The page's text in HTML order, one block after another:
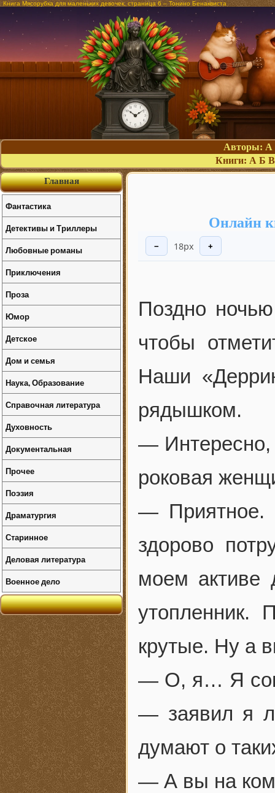
Книга Мясорубка для маленьких девочек, страница 6 – Тонино Бенаквиста
Авторы: А
Книги: А Б В
Онлайн
− 18px +
Поздно
чтобы
Наши
рядышком.
— Интересно,
роковая
— Приятное.
здорово
моем активе
утопленник.
крутые. Ну а
— О, я… Я
— заявил я
думают о
— А вы на ком
Главная
Фантастика
Детективы и Триллеры
Любовные романы
Приключения
Проза
Юмор
Детское
Дом и семья
Наука, Образование
Справочная литература
Духовность
Документальная
Прочее
Поэзия
Драматургия
Старинное
Деловая литература
Военное дело